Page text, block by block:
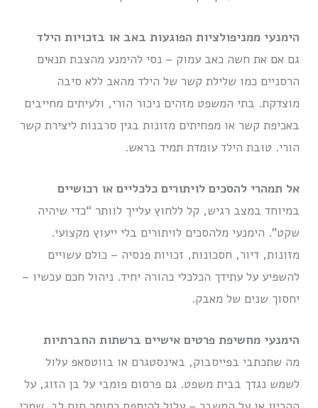
הימנעי ממניפולציות הפוגעות באב או בזכויות הילד
גם אם את חשה כאב עמוק – נסי להימנע מהצבת תנאים
הרסניים כמו שלילת קשר של הילד מהאב ללא סיבה
מוצדקת. בתי המשפט מזהים ניכור הורי, ולעיתים מחייבים
באכיפת קשר או מפחיתים מזונות בגין סרבנות ליצירת קשר
הורי. טובת הילד עומדת תמיד בראש.
אל תמהרי להסכים לויתורים כלכליים או רכושיים
במיוחד במצב רגיש, קל ללחוץ עלייך לוותר “כדי שיהיה
שקט”. הימנעי מלהסכים לויתורים בלי ייעוץ מקצועי.
מזונות, דיור, חסכונות, זכויות פנסיה – כולם עשויים
להשפיע על עתידך הכלכלי כהורה יחיד. ניהול חכם עכשיו –
יחסוך שנים של מאבק.
הימנעי מחשיפת פרטים אישיים ברשתות החברתיות
מה שתכתבי בפייסבוק, באינסטגרם או בווטסאפ עלול
לשמש נגדך בבית משפט. גם פרסום פומבי על בן הזוג, על